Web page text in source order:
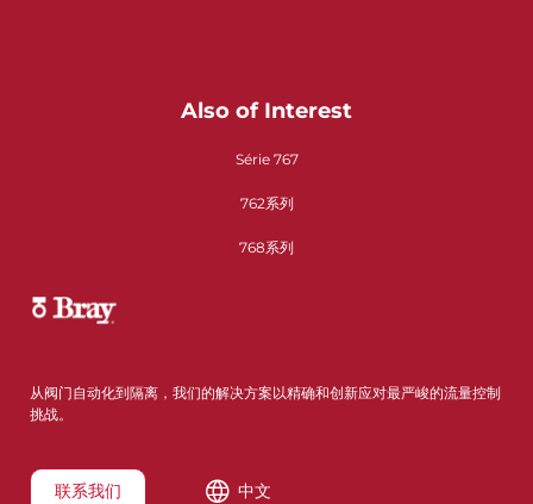
Also of Interest
Série 767
762系列
768系列
从阀门自动化到隔离，我们的解决方案以精确和创新应对最严峻的流量控制
挑战。
联系我们 中文